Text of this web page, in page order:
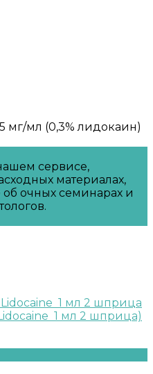
мг/мл (0,3% лидокаин)
сервисе,
материалах,
об очных семинарах и
1 мл 2 шприца
1 мл 2 шприца)